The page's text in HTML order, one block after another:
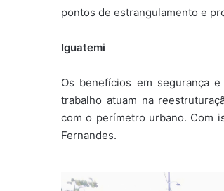
pontos de estrangulamento e
Iguatemi
Os benefícios em segurança
trabalho atuam na
com o perímetro urbano. Com
Fernandes.